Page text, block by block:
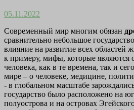
05.11.2022
Современный мир многим обязан
сравнительно небольшое
влияние на развитие всех областей
к примеру, мифы, которые являются
человека, как в те времена, так и
мире – о человеке, медицине,
- в глобальном масштабе
государство было расположено на
полуострова и на островах